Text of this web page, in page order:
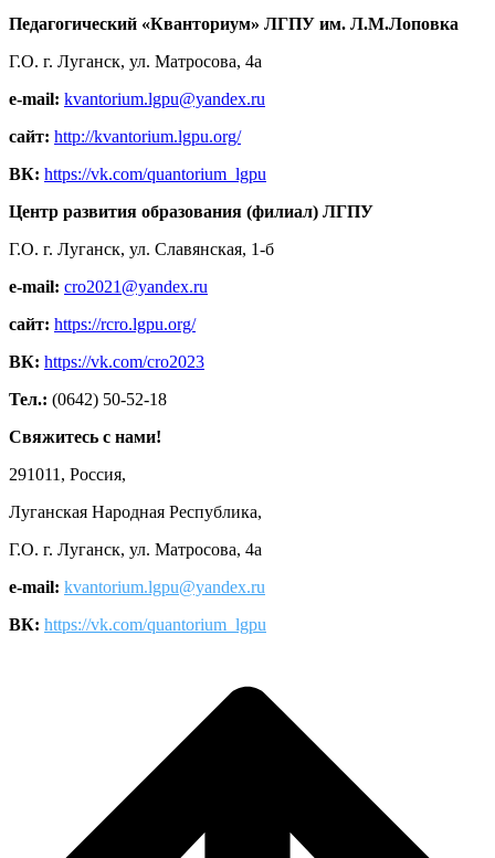
Педагогический «Кванториум» ЛГПУ им. Л.М.Лоповка
Г.О. г. Луганск, ул. Матросова, 4а
e-mail: kvantorium.lgpu@yandex.ru
сайт: http://kvantorium.lgpu.org/
ВК: https://vk.com/quantorium_lgpu
Центр развития образования (филиал) ЛГПУ
Г.О. г. Луганск, ул. Славянская, 1-б
e-mail: cro2021@yandex.ru
сайт: https://rcro.lgpu.org/
ВК: https://vk.com/cro2023
Тел.: (0642) 50-52-18
Свяжитесь с нами!
291011, Россия,
Луганская Народная Республика,
Г.О. г. Луганск, ул. Матросова, 4а
e-mail: kvantorium.lgpu@yandex.ru
ВК: https://vk.com/quantorium_lgpu